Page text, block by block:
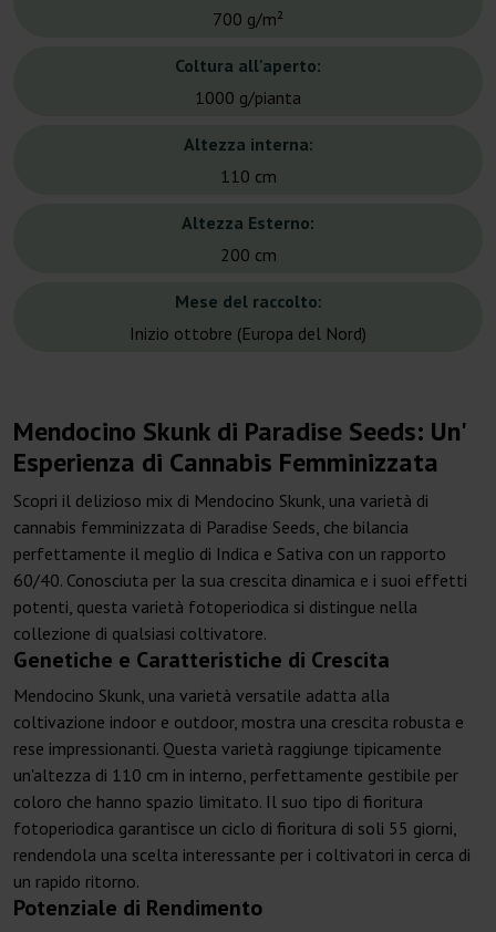
700 g/m²
Coltura all'aperto:
1000 g/pianta
Altezza interna:
110 cm
Altezza Esterno:
200 cm
Mese del raccolto:
Inizio ottobre (Europa del Nord)
Mendocino Skunk di Paradise Seeds: Un'
Esperienza di Cannabis Femminizzata
Scopri il delizioso mix di Mendocino Skunk, una varietà di
cannabis femminizzata di Paradise Seeds, che bilancia
perfettamente il meglio di Indica e Sativa con un rapporto
60/40. Conosciuta per la sua crescita dinamica e i suoi effetti
potenti, questa varietà fotoperiodica si distingue nella
collezione di qualsiasi coltivatore.
Genetiche e Caratteristiche di Crescita
Mendocino Skunk, una varietà versatile adatta alla
coltivazione indoor e outdoor, mostra una crescita robusta e
rese impressionanti. Questa varietà raggiunge tipicamente
un'altezza di 110 cm in interno, perfettamente gestibile per
coloro che hanno spazio limitato. Il suo tipo di fioritura
fotoperiodica garantisce un ciclo di fioritura di soli 55 giorni,
rendendola una scelta interessante per i coltivatori in cerca di
un rapido ritorno.
Potenziale di Rendimento